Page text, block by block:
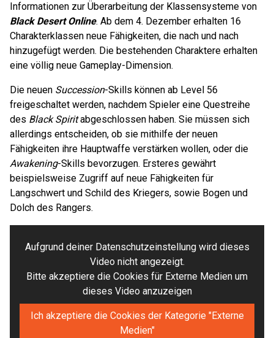
Informationen zur Überarbeitung der Klassensysteme von
Black Desert Online. Ab dem 4. Dezember erhalten 16
Charakterklassen neue Fähigkeiten, die nach und nach
hinzugefügt werden. Die bestehenden Charaktere erhalten
eine völlig neue Gameplay-Dimension.
Die neuen Succession-Skills können ab Level 56
freigeschaltet werden, nachdem Spieler eine Questreihe
des Black Spiritabgeschlossen haben. Sie müssen sich
allerdings entscheiden, ob sie mithilfe der neuen
Fähigkeiten ihre Hauptwaffe verstärken wollen, oder die
Awakening-Skills bevorzugen. Ersteres gewährt
beispielsweise Zugriff auf neue Fähigkeiten für
Langschwert und Schild des Kriegers, sowie Bogen und
Dolch des Rangers.
Aufgrund deiner Datenschutzeinstellung wird dieses
Video nicht angezeigt.
Bitte akzeptiere die Cookies für Externe Medien um
dieses Video anzuzeigen
Ich akzeptiere die Cookies der Kategorie "Externe
Medien"